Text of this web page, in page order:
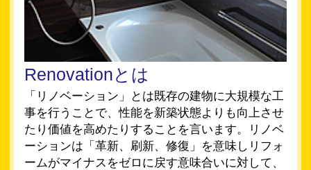
Renovationとは
「リノベーション」とは既存の建物に大規模な工
事を行うことで、性能を新築状態よりも向上させ
たり価値を高めたりすることを言います。リノベ
ーションは「革新、刷新、修復」を意味しリフォ
ームがマイナスをゼロに戻す意味合いに対して、